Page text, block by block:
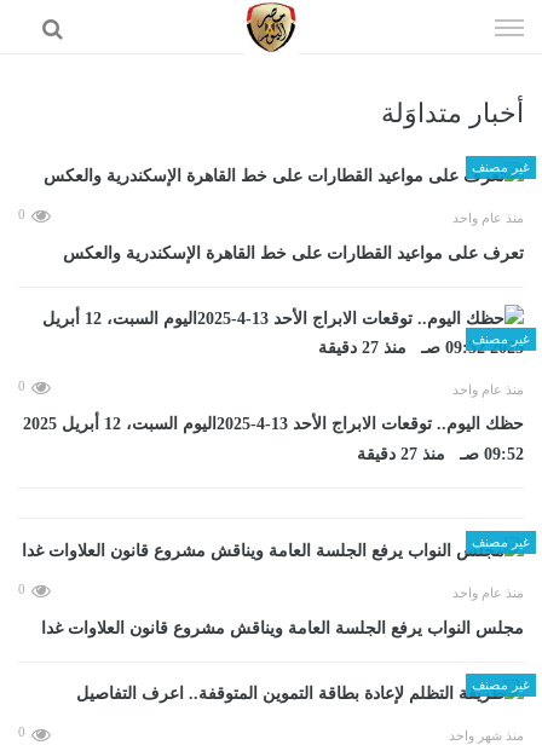
الى
أخبار متداوَلة
غير مصنف
منذ عام واحد 0
تعرف على مواعيد القطارات على خط القاهرة الإسكندرية والعكس
غير مصنف
منذ عام واحد 0
حظك اليوم.. توقعات الابراج الأحد 13-4-2025اليوم السبت، 12 أبريل 2025
09:52 صـ منذ 27 دقيقة
غير مصنف
منذ عام واحد 0
مجلس النواب يرفع الجلسة العامة ويناقش مشروع قانون العلاوات غدا
غير مصنف
منذ شهر واحد 0